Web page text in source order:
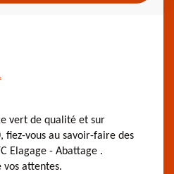
vert de qualité et sur
fiez-vous au savoir-faire des
Elagage - Abattage .
vos attentes.